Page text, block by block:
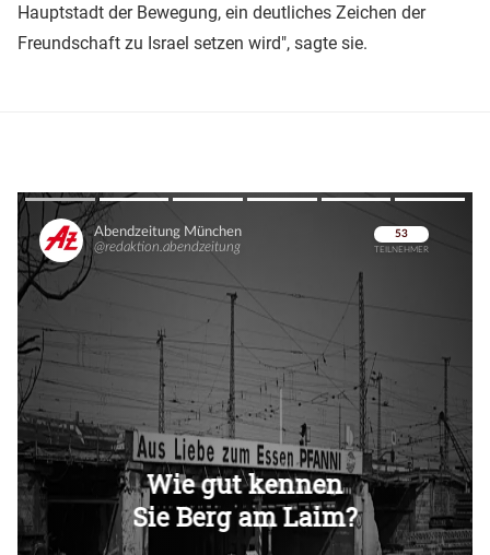
Hauptstadt der Bewegung, ein deutliches Zeichen der
Freundschaft zu Israel setzen wird", sagte sie.
Überspringen
Überspringen